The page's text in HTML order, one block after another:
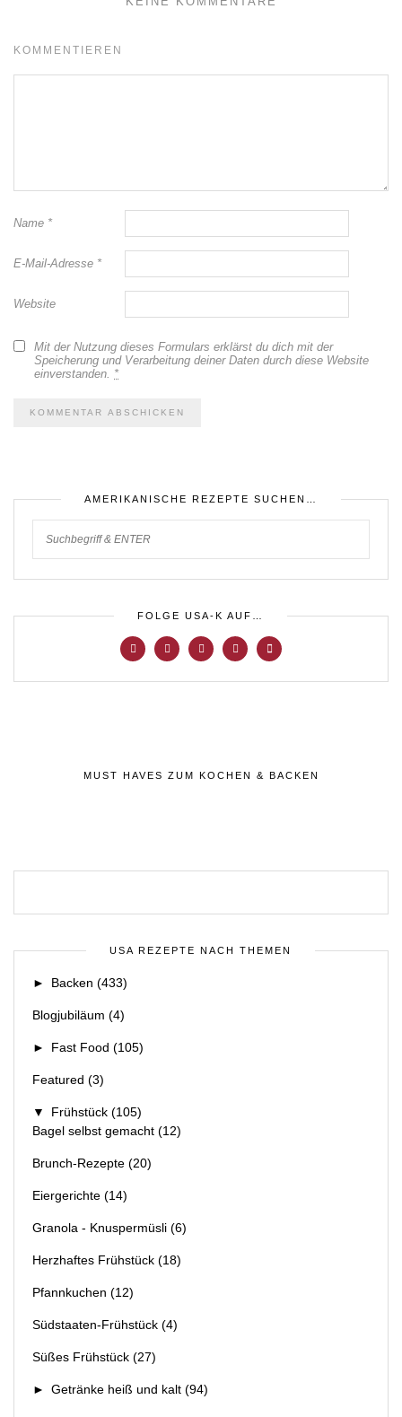
KOMMENTIEREN
Name *
E-Mail-Adresse *
Website
Mit der Nutzung dieses Formulars erklärst du dich mit der
Speicherung und Verarbeitung deiner Daten durch diese Website
einverstanden. *
AMERIKANISCHE REZEPTE SUCHEN…
FOLGE USA-K AUF…
MUST HAVES ZUM KOCHEN & BACKEN
USA REZEPTE NACH THEMEN
► Backen (433)
Blogjubiläum (4)
► Fast Food (105)
Featured (3)
▼ Frühstück (105)
Bagel selbst gemacht (12)
Brunch-Rezepte (20)
Eiergerichte (14)
Granola - Knuspermüsli (6)
Herzhaftes Frühstück (18)
Pfannkuchen (12)
Südstaaten-Frühstück (4)
Süßes Frühstück (27)
► Getränke heiß und kalt (94)